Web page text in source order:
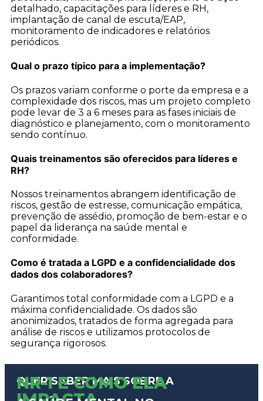
detalhado, capacitações para líderes e RH,
implantação de canal de escuta/EAP,
monitoramento de indicadores e relatórios
periódicos.
Qual o prazo típico para a implementação?
Os prazos variam conforme o porte da empresa e a
complexidade dos riscos, mas um projeto completo
pode levar de 3 a 6 meses para as fases iniciais de
diagnóstico e planejamento, com o monitoramento
sendo contínuo.
Quais treinamentos são oferecidos para líderes e
RH?
Nossos treinamentos abrangem identificação de
riscos, gestão de estresse, comunicação empática,
prevenção de assédio, promoção de bem-estar e o
papel da liderança na saúde mental e
conformidade.
Como é tratada a LGPD e a confidencialidade dos
dados dos colaboradores?
Garantimos total conformidade com a LGPD e a
máxima confidencialidade. Os dados são
anonimizados, tratados de forma agregada para
análise de riscos e utilizamos protocolos de
segurança rigorosos.
QUER SABER MAIS SOBRE A
NR-1 E COMO ELA